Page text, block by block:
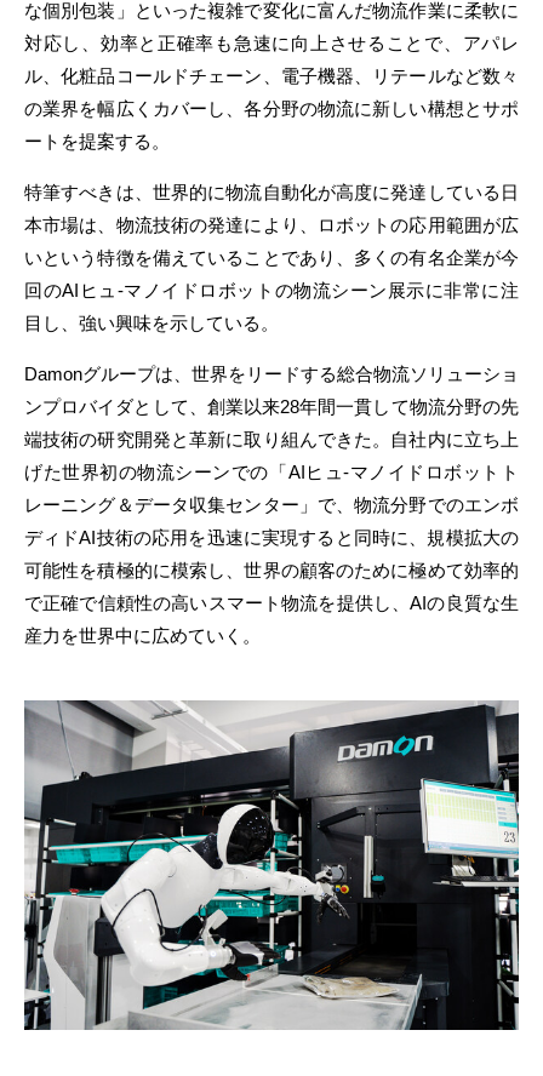
な個別包装」といった複雑で変化に富んだ物流作業に柔軟に
対応し、効率と正確率も急速に向上させることで、アパレ
ル、化粧品コールドチェーン、電子機器、リテールなど数々
の業界を幅広くカバーし、各分野の物流に新しい構想とサポ
ートを提案する。
特筆すべきは、世界的に物流自動化が高度に発達している日
本市場は、物流技術の発達により、ロボットの応用範囲が広
いという特徴を備えていることであり、多くの有名企業が今
回のAIヒュ-マノイドロボットの物流シーン展示に非常に注
目し、強い興味を示している。
Damonグループは、世界をリードする総合物流ソリューショ
ンプロバイダとして、創業以来28年間一貫して物流分野の先
端技術の研究開発と革新に取り組んできた。自社内に立ち上
げた世界初の物流シーンでの「AIヒュ-マノイドロボットト
レーニング＆データ収集センター」で、物流分野でのエンボ
ディドAI技術の応用を迅速に実現すると同時に、規模拡大の
可能性を積極的に模索し、世界の顧客のために極めて効率的
で正確で信頼性の高いスマート物流を提供し、AIの良質な生
産力を世界中に広めていく。